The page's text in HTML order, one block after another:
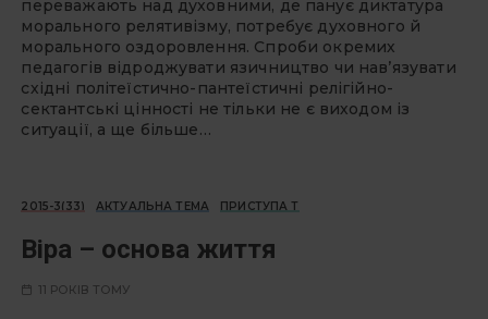
переважають над духовними, де панує диктатура
морального релятивізму, потребує духовного й
морального оздоровлення. Спроби окремих
педагогів відроджувати язичництво чи нав’язувати
східні політеїстично-пантеїстичні релігійно-
сектантські цінності не тільки не є виходом із
ситуації, а ще більше…
2015-3(33) АКТУАЛЬНА ТЕМА ПРИСТУПА Т
Віра – основа життя
11 РОКІВ ТОМУ